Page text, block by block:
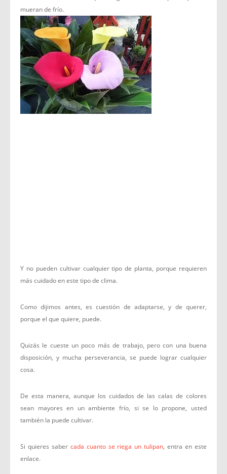
mueran de frío.
Y no pueden cultivar cualquier tipo de planta, porque requieren
más cuidado en este tipo de clima.
Como dijimos antes, es cuestión de adaptarse, y de querer,
porque el que quiere, puede.
Quizás le cueste un poco más de trabajo, pero con una buena
disposición, y mucha perseverancia, se puede lograr cualquier
cosa.
De esta manera, aunque los cuidados de las calas de colores
sean mayores en un ambiente frío, si se lo propone, usted
también la puede cultivar.
Si quieres saber cada cuanto se riega un tulipan, entra en este
enlace.